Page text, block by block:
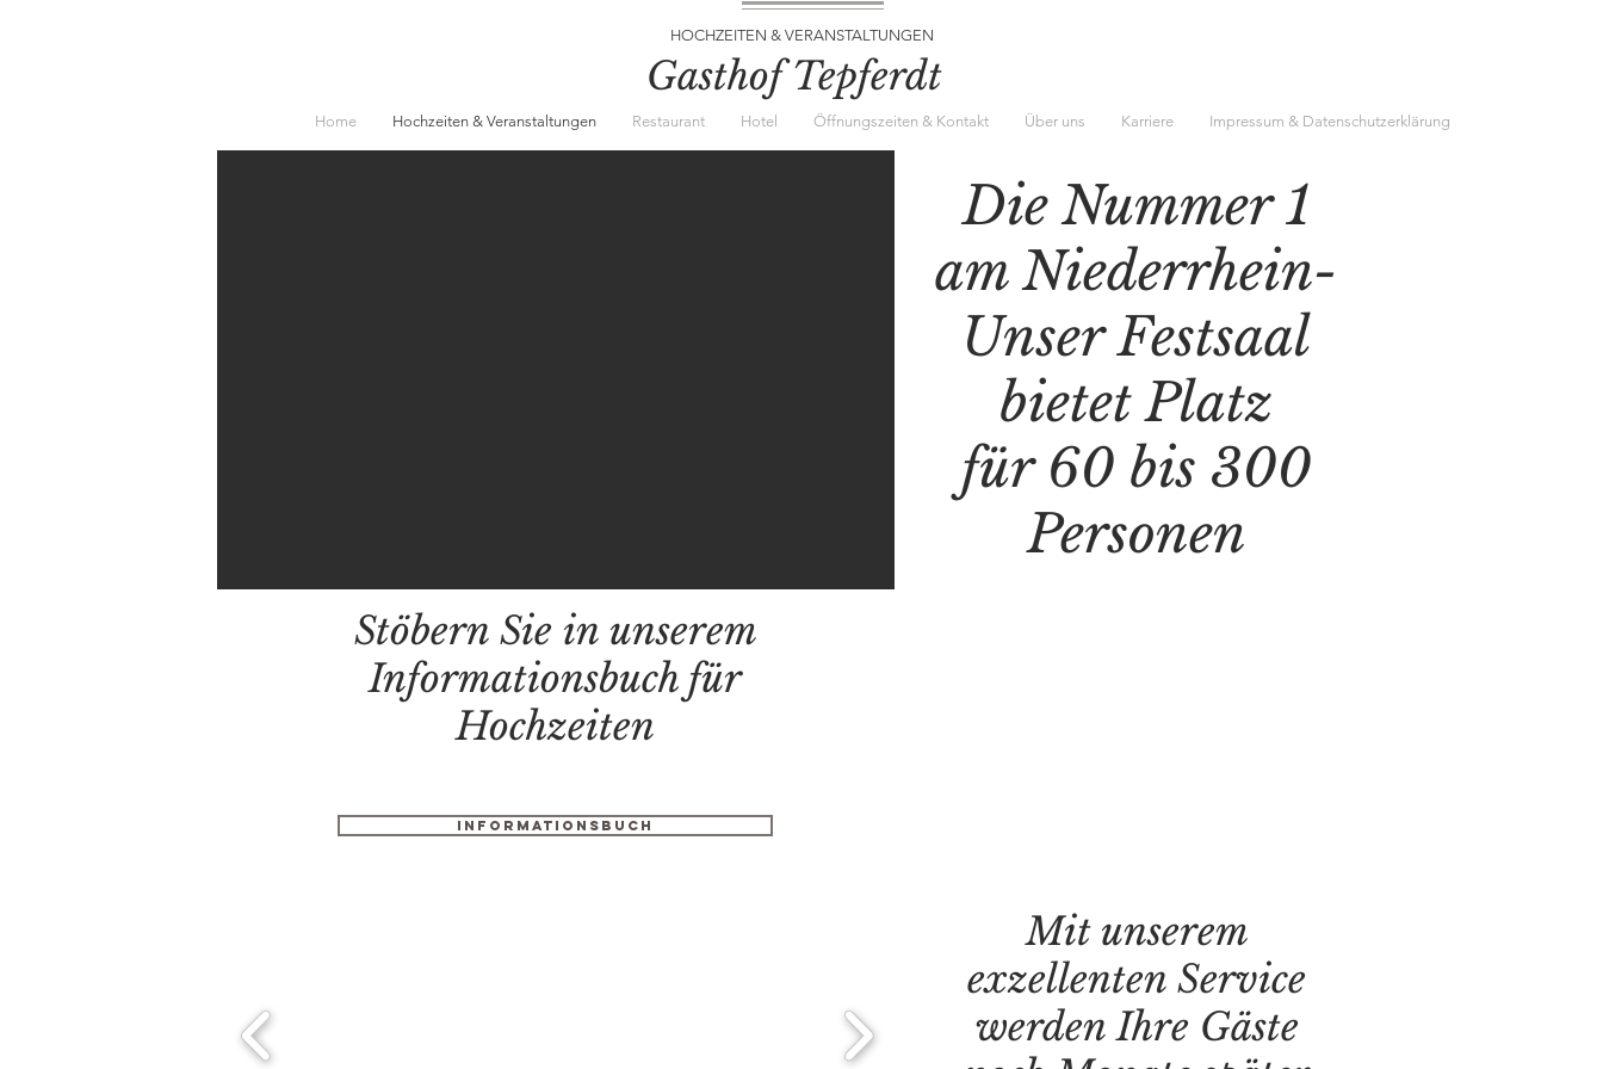
HOCHZEITEN & VERANSTALTUNGEN
Gasthof Tepferdt
Home Hochzeiten & Veranstaltungen Restaurant Hotel Öffnungszeiten & Kontakt Über uns Karriere Impressum & Datenschutzerklärung
Stöbern Sie in unserem
Informationsbuch für
Hochzeiten
Informationsbuch
Die Nummer 1
am Niederrhein-
Unser Festsaal
bietet Platz
für 60 bis 300
Personen
Mit unserem
exzellenten Service
werden Ihre Gäste